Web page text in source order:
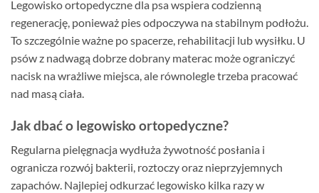
Legowisko ortopedyczne dla psa wspiera codzienną
regenerację, ponieważ pies odpoczywa na stabilnym podłożu.
To szczególnie ważne po spacerze, rehabilitacji lub wysiłku. U
psów z nadwagą dobrze dobrany materac może ograniczyć
nacisk na wrażliwe miejsca, ale równolegle trzeba pracować
nad masą ciała.
Jak dbać o legowisko ortopedyczne?
Regularna pielęgnacja wydłuża żywotność posłania i
ogranicza rozwój bakterii, roztoczy oraz nieprzyjemnych
zapachów. Najlepiej odkurzać legowisko kilka razy w